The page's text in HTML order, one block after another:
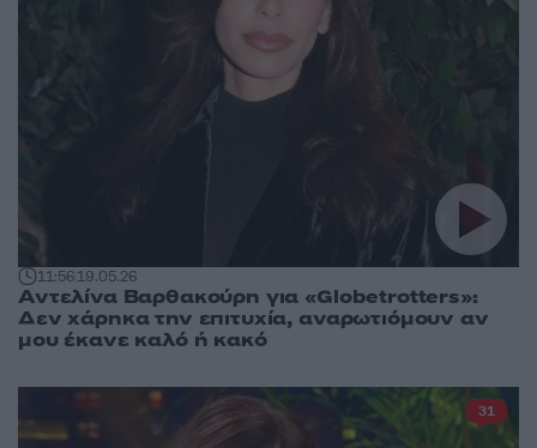
11:5619.05.26
Αντελίνα Βαρθακούρη για «Globetrotters»:
Δεν χάρηκα την επιτυχία, αναρωτιόμουν αν
μου έκανε καλό ή κακό
31